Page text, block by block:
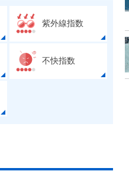
紫外線指数
不快指数